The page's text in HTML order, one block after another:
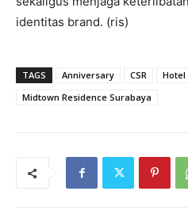
identitas brand. (ris)
TAGS Anniversary CSR Hotel
Midtown Residence Surabaya